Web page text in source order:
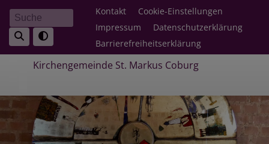
Direkt
zum
Inhalt
Suche Fußbereichsmenü
Kontakt
Cookie-Einstellungen
Impressum
Datenschutzerklärung
Barrierefreiheitserklärung
Kirchengemeinde St. Markus Coburg